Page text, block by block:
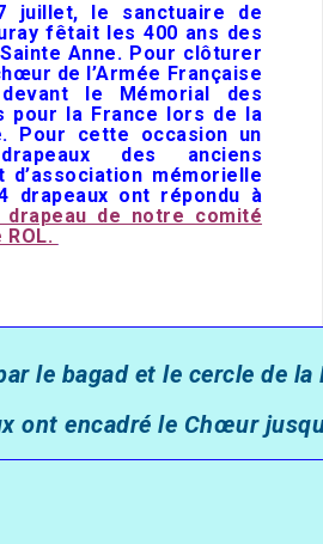
juillet, le sanctuaire de
fêtait les 400 ans des
Anne. Pour clôturer
de l’Armée Française
le Mémorial des
la France lors de la
Pour cette occasion un
des anciens
d’association mémorielle
drapeaux ont répondu à
drapeau de notre comité
le bagad et le cercle de la
ont encadré le Chœur